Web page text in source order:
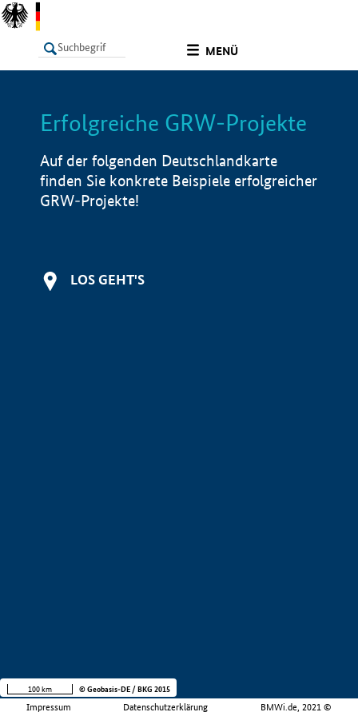
MENÜ
LISTE Info
Erfolgreiche GRW-Projekte
Auf der folgenden Deutschlandkarte
finden Sie konkrete Beispiele erfolgreicher
GRW-Projekte!
LOS GEHT'S
Impressum Datenschutzerklärung BMWi.de, 2021 ©
100 km © Geobasis-DE / BKG 2015